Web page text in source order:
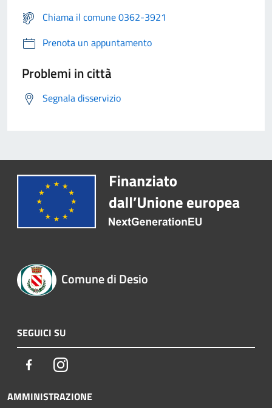
Chiama il comune 0362-3921
Prenota un appuntamento
Problemi in città
Segnala disservizio
Comune di Desio
SEGUICI SU
FacebookInstagram
AMMINISTRAZIONE